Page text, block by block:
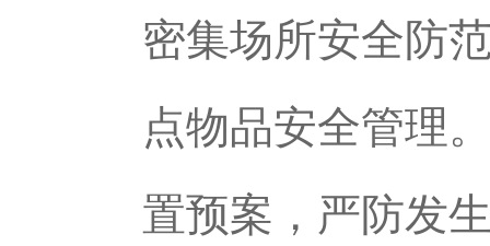
密集场所安全防
点物品安全管理
置预案，严防发